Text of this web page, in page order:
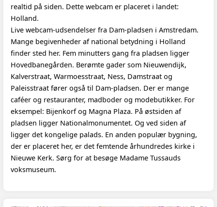
realtid på siden. Dette webcam er placeret i landet:
Holland.
Live webcam-udsendelser fra Dam-pladsen i Amstredam.
Mange begivenheder af national betydning i Holland
finder sted her. Fem minutters gang fra pladsen ligger
Hovedbanegården. Berømte gader som Nieuwendijk,
Kalverstraat, Warmoesstraat, Ness, Damstraat og
Paleisstraat fører også til Dam-pladsen. Der er mange
caféer og restauranter, madboder og modebutikker. For
eksempel: Bijenkorf og Magna Plaza. På østsiden af ​​
pladsen ligger Nationalmonumentet. Og ved siden af ​​
ligger det kongelige palads. En anden populær bygning,
der er placeret her, er det femtende århundredes kirke i
Nieuwe Kerk. Sørg for at besøge Madame Tussauds
voksmuseum.